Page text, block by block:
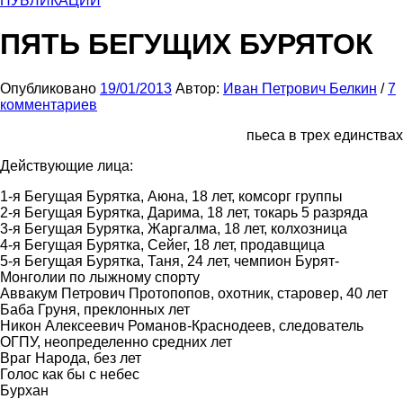
ПЯТЬ БЕГУЩИХ БУРЯТОК
Опубликовано 19/01/2013 Автор: Иван Петрович Белкин /7
комментариев
пьеса в трех единствах
Действующие лица:
1-я Бегущая Бурятка, Аюна, 18 лет, комсорг группы
2-я Бегущая Бурятка, Дарима, 18 лет, токарь 5 разряда
3-я Бегущая Бурятка, Жаргалма, 18 лет, колхозница
4-я Бегущая Бурятка, Сейег, 18 лет, продавщица
5-я Бегущая Бурятка, Таня, 24 лет, чемпион Бурят-
Монголии по лыжному спорту
Аввакум Петрович Протопопов, охотник, старовер, 40 лет
Баба Груня, преклонных лет
Никон Алексеевич Романов-Краснодеев, следователь
ОГПУ, неопределенно средних лет
Враг Народа, без лет
Голос как бы с небес
Бурхан